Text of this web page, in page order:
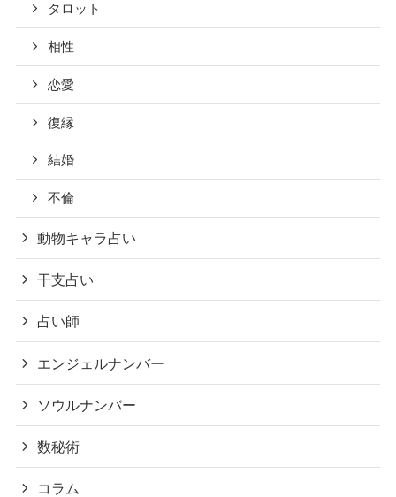
タロット
相性
恋愛
復縁
結婚
不倫
動物キャラ占い
干支占い
占い師
エンジェルナンバー
ソウルナンバー
数秘術
コラム